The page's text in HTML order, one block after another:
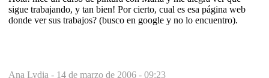
sigue trabajando, y tan bien! Por cierto, cual es esa página web
donde ver sus trabajos? (busco en google y no lo encuentro).
Ana Lydia - 14 de marzo de 2006 - 09:23